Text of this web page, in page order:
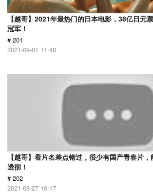
【越哥】2021年最热门的日本电影，38亿日元
冠军！
# 201
2021-09-01 11:48
【越哥】看片名差点错过，很少有国产青春片
透彻！
# 202
2021-08-27 10:17